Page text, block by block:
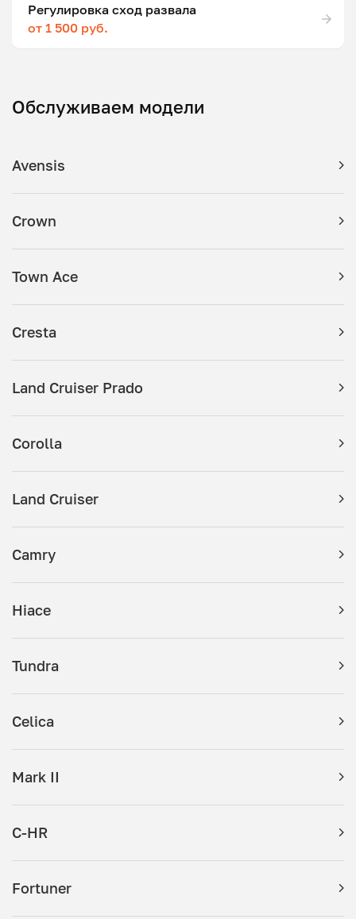
Регулировка сход развала
от 1 500 руб.
Обслуживаем модели
Avensis
Crown
Town Ace
Cresta
Land Cruiser Prado
Corolla
Land Cruiser
Camry
Hiace
Tundra
Celica
Mark II
C-HR
Fortuner